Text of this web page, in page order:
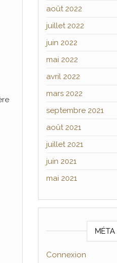
août 2022
juillet 2022
juin 2022
mai 2022
avril 2022
mars 2022
septembre 2021
août 2021
juillet 2021
juin 2021
mai 2021
MÉTA
Connexion